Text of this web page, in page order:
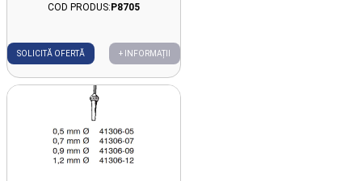
COD PRODUS:P8705
SOLICITĂ OFERTĂ + INFORMAȚII